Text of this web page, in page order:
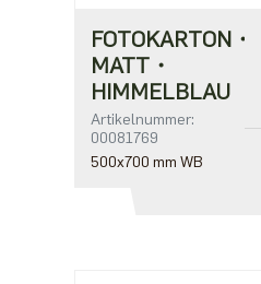
FOTOKARTON・
MATT・
HIMMELBLAU
Artikelnummer:
00081769
500x700 mm WB